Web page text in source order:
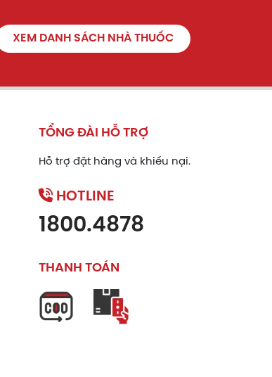
XEM DANH SÁCH NHÀ THUỐC
TỔNG ĐÀI HỖ TRỢ
Hỗ trợ đặt hàng và khiếu nại.
HOTLINE
1800.4878
THANH TOÁN